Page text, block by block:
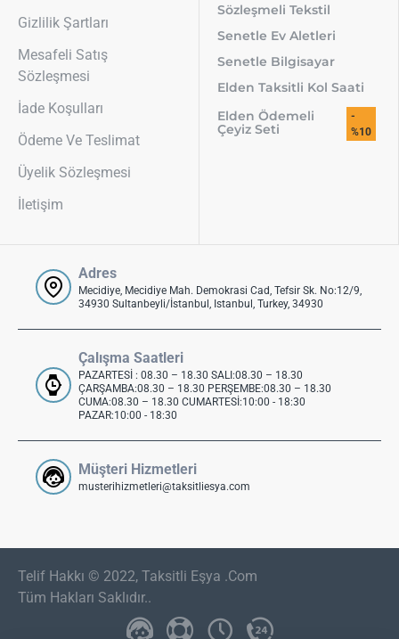
Gizlilik Şartları
Mesafeli Satış
Sözleşmesi
İade Koşulları
Ödeme Ve Teslimat
Üyelik Sözleşmesi
İletişim
Sözleşmeli Tekstil
Senetle Ev Aletleri
Senetle Bilgisayar
Elden Taksitli Kol Saati
Elden Ödemeli
Çeyiz Seti
-
%10
Adres
Mecidiye, Mecidiye Mah. Demokrasi Cad, Tefsir Sk. No:12/9,
34930 Sultanbeyli/İstanbul, Istanbul, Turkey, 34930
Çalışma Saatleri
PAZARTESİ : 08.30 – 18.30 SALI:08.30 – 18.30
ÇARŞAMBA:08.30 – 18.30 PERŞEMBE:08.30 – 18.30
CUMA:08.30 – 18.30 CUMARTESİ:10:00 - 18:30
PAZAR:10:00 - 18:30
Müşteri Hizmetleri
musterihizmetleri@taksitliesya.com
Telif Hakkı © 2022, Taksitli Eşya .Com
Tüm Hakları Saklıdır..